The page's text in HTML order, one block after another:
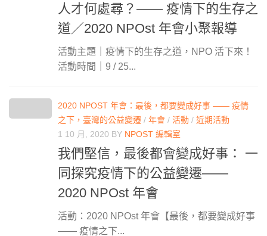
人才何處尋？—— 疫情下的生存之
道／2020 NPOst 年會小聚報導
活動主題｜疫情下的生存之道，NPO 活下來！
活動時間｜9 / 25...
2020 NPOST 年會：最後，都要變成好事 —— 疫情
之下，臺灣的公益變遷 / 年會 / 活動 / 近期活動
1 10 月, 2020 BY NPOST 編輯室
我們堅信，最後都會變成好事： 一
同探究疫情下的公益變遷——
2020 NPOst 年會
活動：2020 NPOst 年會【最後，都要變成好事
—— 疫情之下...